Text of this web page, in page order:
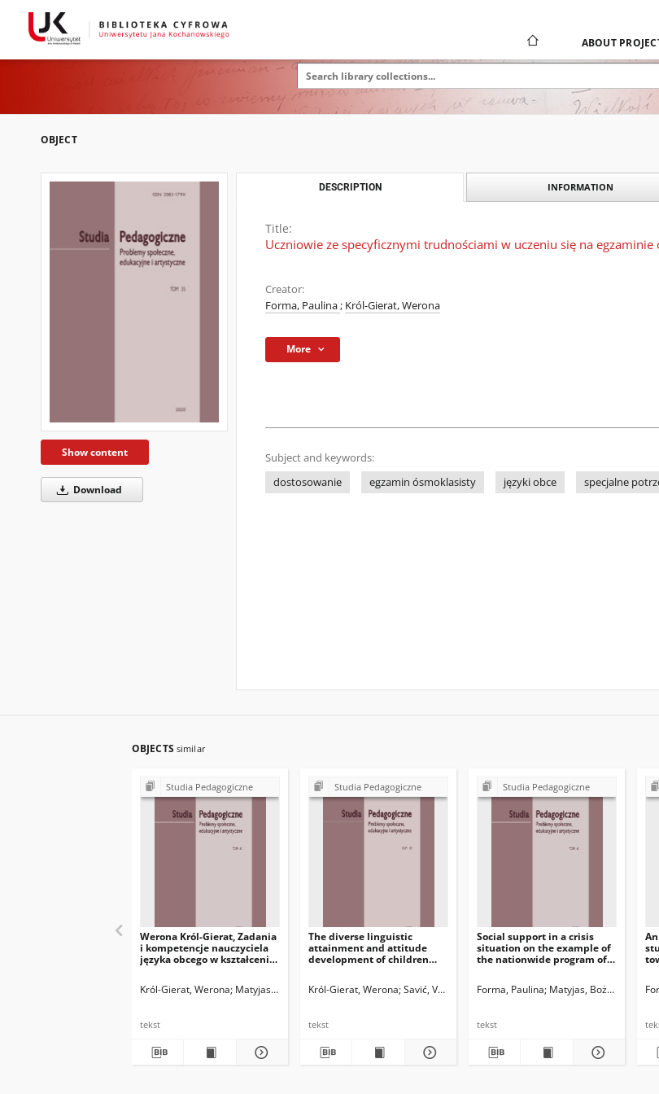
ABOUT
OBJECT
Show content
Download
DESCRIPTION INFORMATION
Title:
Uczniowie ze specyficznymi trudnościami w uczeniu się na
Creator:
Forma, Paulina; Król-Gierat, Werona
More
Subject and keywords:
dostosowanie
egzamin ósmoklasisty języki obce specjalne
OBJECTS similar
Studia Pedagogiczne
Werona Król-Gierat, Zadania
i kompetencje nauczyciela
języka obcego w kształceniu
spedydaktyczo-
Król-Gierat, Werona Matyjas, Bożena. Red.
tekst
Studia Pedagogiczne
The diverse linguistic
attainment and attitude
development of children
Król-Gierat, Werona Savić, Vera Matyjas, Bożena. Red.
tekst
Studia Pedagogiczne
Social support in a crisis
situation on the example of
the nationwide program of
Forma, Paulina Matyjas, Bożena. Red.
tekst